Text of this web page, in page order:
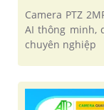
Camera PTZ
AI thông minh,
chuyên nghiệp